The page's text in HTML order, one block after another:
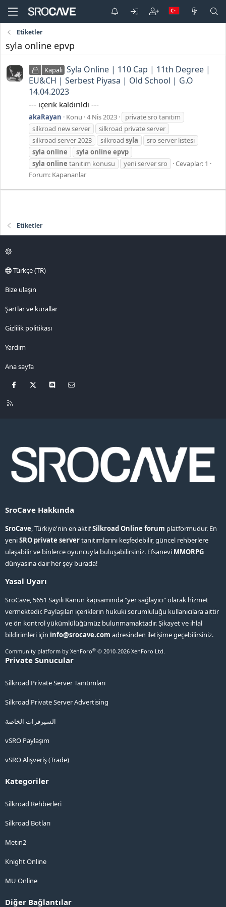
Etiketler
syla online epvp
Kapalı Syla Online | 110 Cap | 11th Degree |
EU&CH | Serbest Piyasa | Old School | G.O
14.04.2023
--- içerik kaldırıldı ---
akaRayan Konu 4 Nis 2023
private sro tanıtım
silkroad new server
silkroad private server
silkroad server 2023
silkroad syla
sro server listesi
syla online syla online epvp
syla online tanıtım konusu yeni server sro
Cevaplar: 1
Forum: Kapananlar
Etiketler
Türkçe (TR)
Bize ulaşın
Şartlar ve kurallar
Gizlilik politikası
Yardım
Ana sayfa
Facebook Discord
R
SroCave Hakkında
SroCave, Türkiye'nin en aktifSilkroad Online forum platformudur. En
yeniSRO private servertanıtımlarını keşfedebilir, güncel rehberlere
ulaşabilir ve binlerce oyuncuyla buluşabilirsiniz. Efsanevi MMORPG
dünyasına dair her şey burada!
Yasal Uyarı
SroCave, 5651 Sayılı Kanun kapsamında "yer sağlayıcı" olarak hizmet
vermektedir. Paylaşılan içeriklerin hukuki sorumluluğu kullanıcılara aittir
ve ön kontrol yükümlülüğümüz bulunmamaktadır. Şikayet ve ihlal
bildirimleri için info@srocave.com adresinden iletişime geçebilirsiniz.
Community platform by XenForo® © 2010-2026 XenForo Ltd.
Private Sunucular
Silkroad Private Server Tanıtımları
Silkroad Private Server Advertising
السيرفرات الخاصة
vSRO Paylaşım
vSRO Alışveriş (Trade)
Kategoriler
Silkroad Rehberleri
Silkroad Botları
Metin2
Knight Online
MU Online
Diğer Bağlantılar